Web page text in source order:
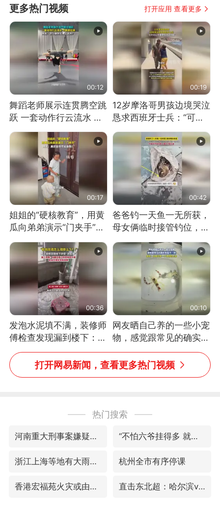
更多热门视频 打开应用 查看更多
00:12
舞蹈老师展示连贯腾空跳
跃 一套动作行云流水 节
奏感拉满 网友：怎么做
到又舞又武的？
00:19
12岁摩洛哥男孩边境哭泣
恳求西班牙士兵：“可不
可以不要把我遣返回国”
00:17
姐姐的“硬核教育”，用黄
瓜向弟弟演示“门夹手”，
网友：果然言传不如身
教！
00:42
爸爸钓一天鱼一无所获，
母女俩临时接管钓位，用
玩具鱼竿钓上大鱼
00:36
发泡水泥填不满，装修师
傅检查发现漏到楼下：出
风口未延伸到外墙
00:10
网友晒自己养的一些小宠
物，感觉跟常见的确实有
些不一样
打开网易新闻，查看更多热门视频
热门搜索
河南重大刑事案嫌疑人落网 “不怕六爷挂得多 就怕六爷挂一颗”
浙江上海等地有大雨或暴雨 杭州全市有序停课
香港宏福苑火灾或由烟头引起 直击东北超：哈尔滨vs通辽